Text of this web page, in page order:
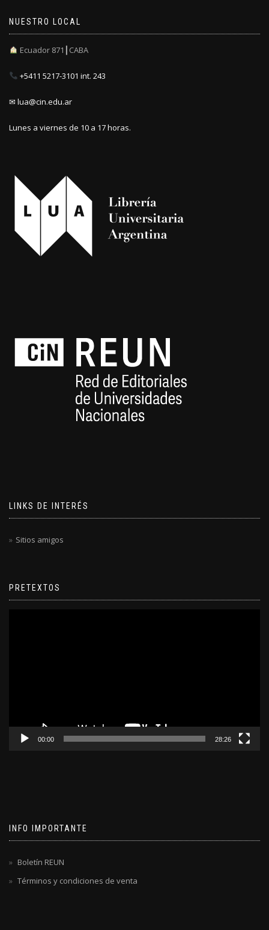
NUESTRO LOCAL
Ecuador 871┃CABA
+5411 5217-3101 int. 243
✉ lua@cin.edu.ar
Lunes a viernes de 10 a 17 horas.
LINKS DE INTERÉS
Sitios amigos
PRETEXTOS
00:00 28:26
INFO IMPORTANTE
Boletín REUN
Términos y condiciones de venta